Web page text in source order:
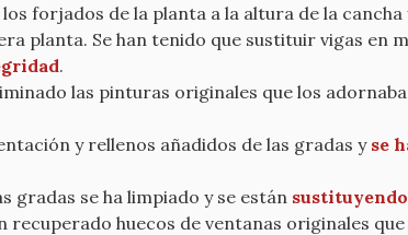
forjados de la planta a la altura de la
planta. Se han tenido que sustituir vigas en
.
las pinturas originales que los
y rellenos añadidos de las gradas y se
gradas se ha limpiado y se están
recuperado huecos de ventanas originales